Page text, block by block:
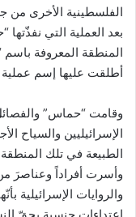
الفلسطينية الأخرى من
بعد العملية التي
أطلقت عليها إسم
وقامت “حماس”
الإسرائيليين والسياح
الطبيعة في تلك
وأسرت أفراداً وعناصرَ من
والروايات الإسرائيلية